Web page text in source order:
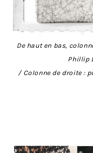
De haut en bas,
Phillip
/ Colonne de droite :